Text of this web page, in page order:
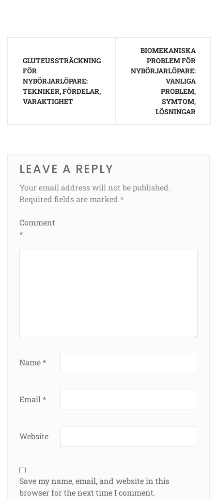
navigation
GLUTEUSSTRÄCKNING
FÖR
NYBÖRJARLÖPARE:
TEKNIKER, FÖRDELAR,
VARAKTIGHET
BIOMEKANISKA
PROBLEM FÖR
NYBÖRJARLÖPARE:
VANLIGA
PROBLEM,
SYMTOM,
LÖSNINGAR
LEAVE A REPLY
Your email address will not be published.
Required fields are marked *
Comment
*
Name*
Email *
Website
Save my name, email, and website in this
browser for the next time I comment.